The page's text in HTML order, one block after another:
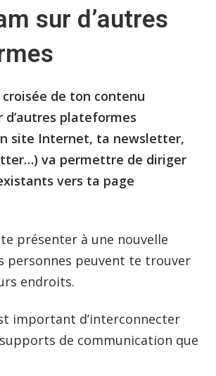
sur d’autres
de ton contenu
d’autres plateformes
site Internet, ta newsletter,
va permettre de diriger
vers ta page
présenter à une nouvelle
personnes peuvent te trouver
endroits.
important d’interconnecter
de communication que